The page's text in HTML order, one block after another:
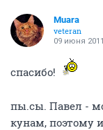
Muara
veteran
09 июня 2011
спасибо!
пы.сы. Павел -
кунам, поэтому